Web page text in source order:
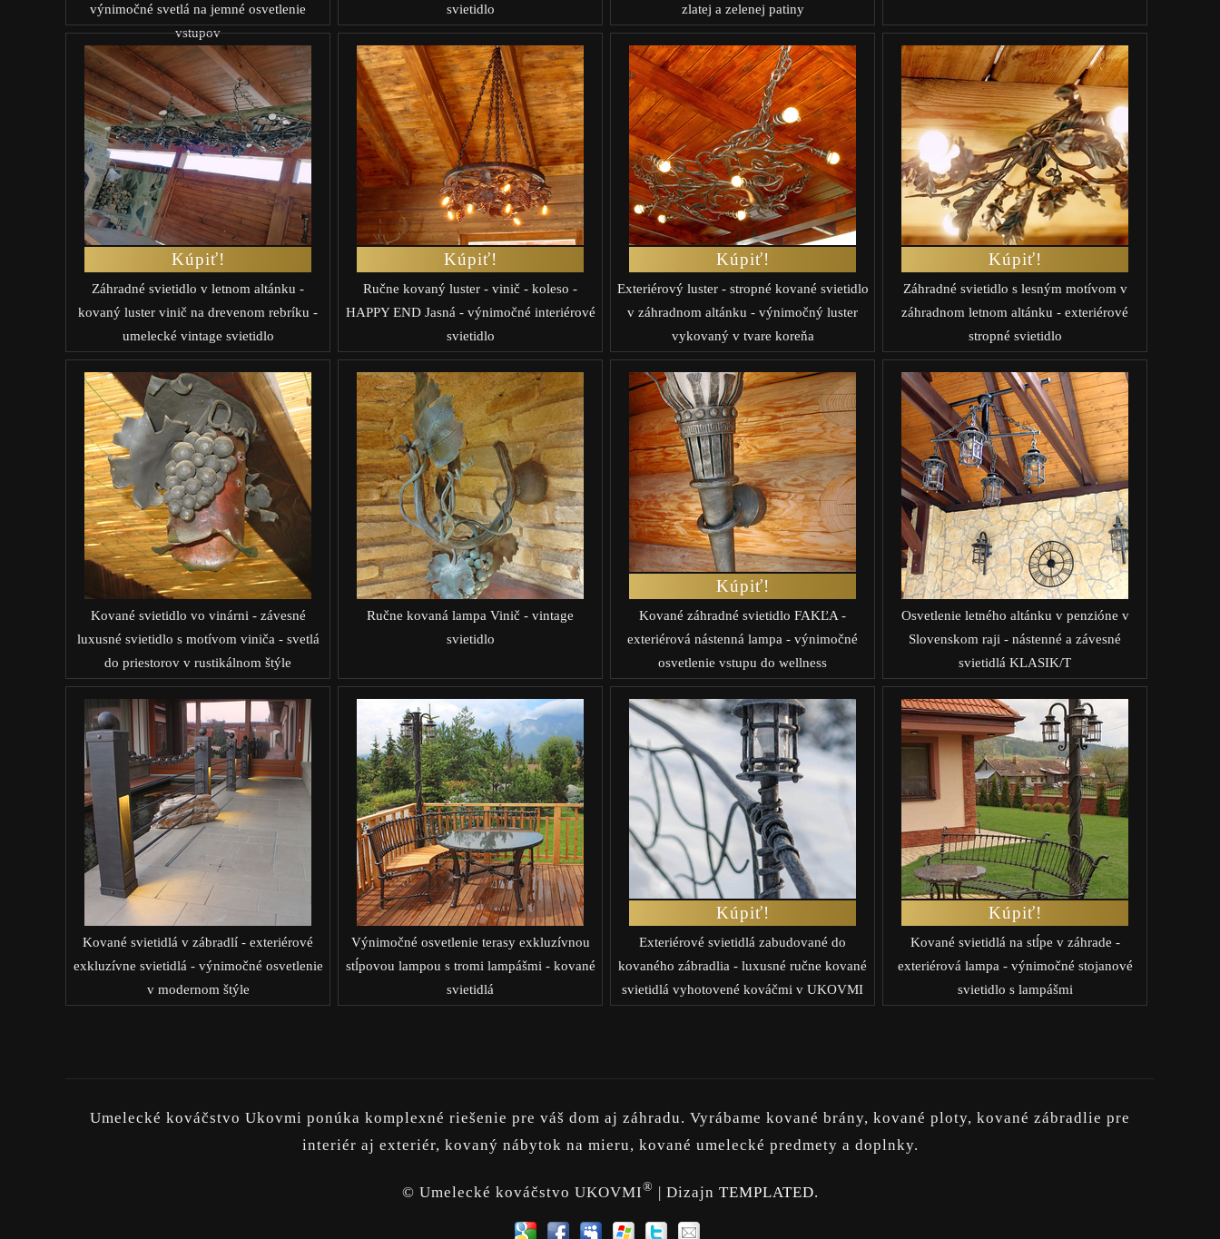
výnimočné svetlá na jemné osvetlenie
vstupov
svietidlo
zlatej a zelenej patiny
Kúpiť!
Záhradné svietidlo v letnom altánku -
kovaný luster vinič na drevenom rebríku -
umelecké vintage svietidlo
Kúpiť!
Ručne kovaný luster - vinič - koleso -
HAPPY END Jasná - výnimočné interiérové
svietidlo
Kúpiť!
Exteriérový luster - stropné kované svietidlo
v záhradnom altánku - výnimočný luster
vykovaný v tvare koreňa
Kúpiť!
Záhradné svietidlo s lesným motívom v
záhradnom letnom altánku - exteriérové
stropné svietidlo
Kované svietidlo vo vinárni - závesné
luxusné svietidlo s motívom viniča - svetlá
do priestorov v rustikálnom štýle
Ručne kovaná lampa Vinič - vintage
svietidlo
Kúpiť!
Kované záhradné svietidlo FAKĽA -
exteriérová nástenná lampa - výnimočné
osvetlenie vstupu do wellness
Osvetlenie letného altánku v penzióne v
Slovenskom raji - nástenné a závesné
svietidlá KLASIK/T
Kované svietidlá v zábradlí - exteriérové
exkluzívne svietidlá - výnimočné osvetlenie
v modernom štýle
Výnimočné osvetlenie terasy exkluzívnou
stĺpovou lampou s tromi lampášmi - kované
svietidlá
Kúpiť!
Exteriérové svietidlá zabudované do
kovaného zábradlia - luxusné ručne kované
svietidlá vyhotovené kováčmi v UKOVMI
Kúpiť!
Kované svietidlá na stĺpe v záhrade -
exteriérová lampa - výnimočné stojanové
svietidlo s lampášmi
Umelecké kováčstvo Ukovmi ponúka komplexné riešenie pre váš dom aj záhradu. Vyrábame kované brány, kované ploty, kované zábradlie pre
interiér aj exteriér, kovaný nábytok na mieru, kované umelecké predmety a doplnky.
© Umelecké kováčstvo UKOVMI® | Dizajn TEMPLATED.